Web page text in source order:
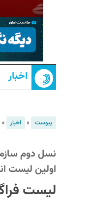
اخبار
پیوست » اخبار »
نسل دوم
اولین لیست
لیست